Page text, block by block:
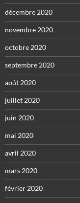
décembre 2020
novembre 2020
octobre 2020
septembre 2020
août 2020
juillet 2020
juin 2020
mai 2020
avril 2020
mars 2020
février 2020